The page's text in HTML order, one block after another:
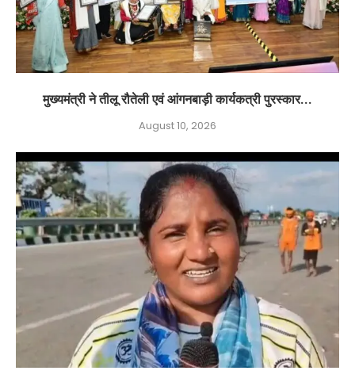
मुख्यमंत्री ने तीलू रौतेली एवं आंगनबाड़ी कार्यकत्री पुरस्कार...
August 10, 2026